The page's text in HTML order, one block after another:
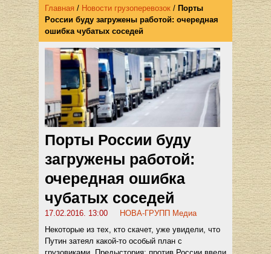
Главная / Новости грузоперевозок / Порты
России буду загружены работой: очередная
ошибка чубатых соседей
Порты России буду
загружены работой:
очередная ошибка
чубатых соседей
17.02.2016. 13:00
НОВА-ГРУПП Медиа
Некоторые из тех, кто скачет, уже увидели, что
Путин затеял какой-то особый план с
грузовиками. Предыстория: против России ввели